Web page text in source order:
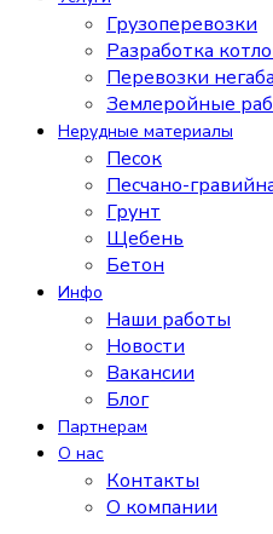
Грузоперевозки
Разработка
Перевозки
Землеройные
Нерудные материалы
Песок
Песчано-
Грунт
Щебень
Бетон
Инфо
Наши работы
Новости
Вакансии
Блог
Партнерам
О нас
Контакты
О компании